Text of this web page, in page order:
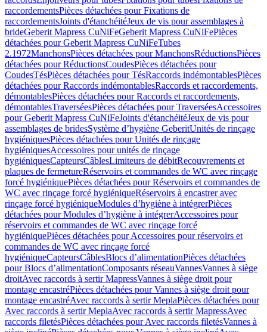
raccordementsPièces détachées pour Fixations de
raccordementsJoints d'étanchéitéJeux de vis pour assemblages à
brideGeberit Mapress CuNiFeGeberit Mapress CuNiFePièces
détachées pour Geberit Mapress CuNiFeTubes
2.1972ManchonsPièces détachées pour ManchonsRéductionsPièces
détachées pour RéductionsCoudesPièces détachées pour
CoudesTésPièces détachées pour TésRaccords indémontablesPièces
détachées pour Raccords indémontablesRaccords et raccordements,
démontablesPièces détachées pour Raccords et raccordements,
démontablesTraverséesPièces détachées pour TraverséesAccessoires
pour Geberit Mapress CuNiFeJoints d'étanchéitéJeux de vis pour
assemblages de bridesSystème d’hygiène GeberitUnités de rinçage
hygiéniquesPièces détachées pour Unités de rinçage
hygiéniquesAccessoires pour unités de rinçage
hygiéniquesCapteursCâblesLimiteurs de débitRecouvrements et
plaques de fermetureRéservoirs et commandes de WC avec rinçage
forcé hygiéniquePièces détachées pour Réservoirs et commandes de
WC avec rinçage forcé hygiéniqueRéservoirs à encastrer avec
rinçage forcé hygiéniqueModules d’hygiène à intégrerPièces
détachées pour Modules d’hygiène à intégrerAccessoires pour
réservoirs et commandes de WC avec rinçage forcé
hygiéniquePièces détachées pour Accessoires pour réservoirs et
commandes de WC avec rinçage forcé
hygiéniqueCapteursCâblesBlocs d’alimentationPièces détachées
pour Blocs d’alimentationComposants réseauVannesVannes à siège
droitAvec raccords à sertir MapressVannes à siège droit pour
montage encastréPièces détachées pour Vannes à siège droit pour
montage encastréAvec raccords à sertir MeplaPièces détachées pour
Avec raccords à sertir MeplaAvec raccords à sertir MapressAvec
raccords filetésPièces détachées pour Avec raccords filetésVannes à